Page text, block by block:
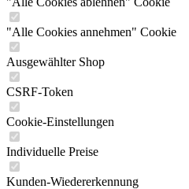
"Alle Cookies annehmen" Cookie
Ausgewählter Shop
CSRF-Token
Cookie-Einstellungen
Individuelle Preise
Kunden-Wiedererkennung